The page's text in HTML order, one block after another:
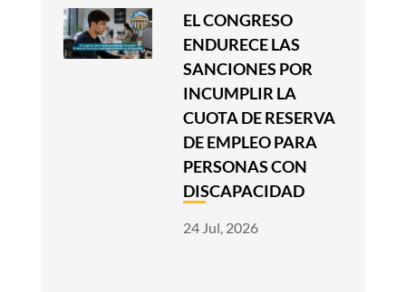
EL CONGRESO
ENDURECE LAS
SANCIONES POR
INCUMPLIR LA
CUOTA DE RESERVA
DE EMPLEO PARA
PERSONAS CON
DISCAPACIDAD
24 Jul, 2026